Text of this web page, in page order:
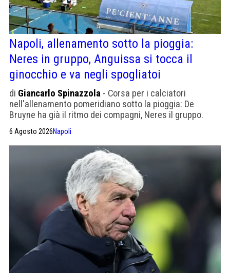
Napoli, allenamento sotto la pioggia:
Neres in gruppo, Anguissa si tocca il
ginocchio e va negli spogliatoi
di Giancarlo Spinazzola - Corsa per i calciatori
nell'allenamento pomeridiano sotto la pioggia: De
Bruyne ha già il ritmo dei compagni, Neres il gruppo.
6 Agosto 2026Napoli